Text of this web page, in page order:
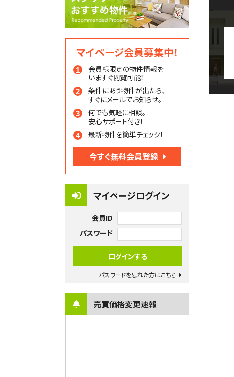
マイページ会員募集中！
会員様限定の物件情報を
いますぐ閲覧可能！
条件にあう物件が出たら、
すぐにメールでお知らせ。
何でも気軽に相談。
安心サポート付き！
最新物件を簡単チェック！
今すぐ無料会員登録
マイページログイン
会員ID
パスワード
パスワードを忘れた方はこちら
売買価格変更速報